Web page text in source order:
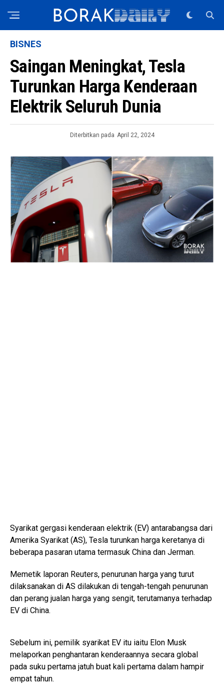
BISNES
Saingan Meningkat, Tesla
Turunkan Harga Kenderaan
Elektrik Seluruh Dunia
Diterbitkan pada April 22, 2024
Syarikat gergasi kenderaan elektrik (EV) antarabangsa dari
Amerika Syarikat (AS), Tesla turunkan harga keretanya di
beberapa pasaran utama termasuk China dan Jerman.
Memetik laporan Reuters, penurunan harga yang turut
dilaksanakan di AS dilakukan di tengah-tengah penurunan
dan perang jualan harga yang sengit, terutamanya terhadap
EV di China.
Sebelum ini, pemilik syarikat EV itu iaitu Elon Musk
melaporkan penghantaran kenderaannya secara global
pada suku pertama jatuh buat kali pertama dalam hampir
empat tahun.